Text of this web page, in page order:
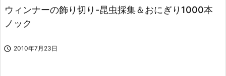

検索
ウィンナーの飾り切り-昆虫採集＆おにぎり1000本
ノック
 2010年7月23日